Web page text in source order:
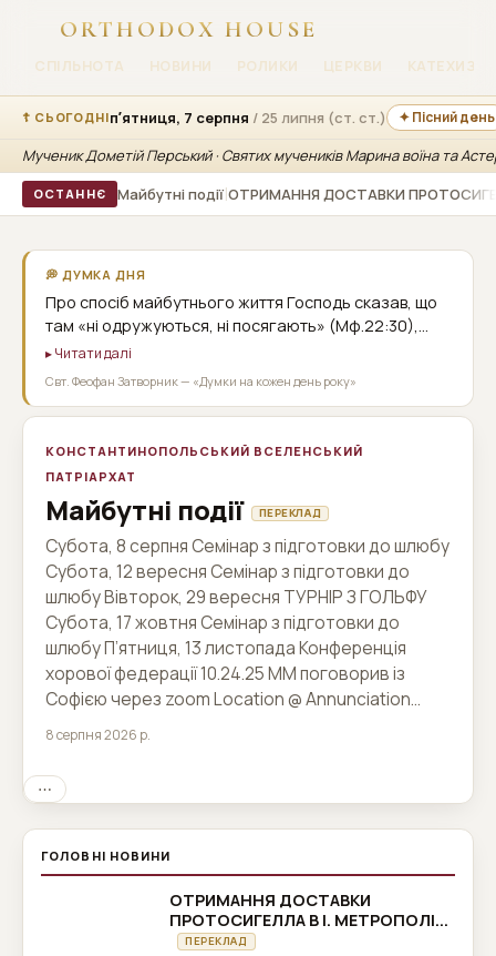
ORTHODOX HOUSE
СПІЛЬНОТА НОВИНИ РОЛИКИ ЦЕРКВИ
☦ СЬОГОДНІпʼятниця, 7 серпня / 25 липня (ст. ст.) ✦ Пісний день
Мученик Дометій Перський · Святих мучеників Марина воїна та
ОСТАННЄ Майбутні події|ОТРИМАННЯ ДОСТАВКИ
💭 ДУМКА ДНЯ
Про спосіб майбутнього життя Господь сказав, що
там «ні одружуються, ні посягають» (Мф.22:30),
тобто не будуть там місця наші земні життєві
відносини; отже, і всі порядки земного життя. Ні
наук, ні мистецтв, ні урядів, і нічого іншого не буде.
Що буде? «Буде Бог всіляка в усіх» (1Кор.15:28). А
оскільки Бог – дух, з'єднується з духом, і духовне
духовних рухів. Звідси випливає один висновок, що
оскільки майбутнє життя наша мета, а тутешня лише
приготування до неї, то весь час життя чекати на
одне тільки те, що доречно лише в цьому житті, а в
майбутньому неприкладно, значить йти проти свого
призначення і готувати собі в майбутньому гірку-
пригорку долю. Не те, щоб неодмінно потрібно було
все кинути, але що, працюючи скільки потрібно для
цього життя, головну турботу треба звертати на
приготування до майбутньої, намагаючись,
засіб до тієї ж мети. * * * Примітки «ні одружуються,
«Абетки Віри»
▸ Читати далі
Свт. Феофан Затворник — «Думки на кожен день року»
КОНСТАНТИНОПОЛЬСЬКИЙ ВСЕЛЕНСЬКИЙ
ПАТРІАРХАТ
Майбутні події ПЕРЕКЛАД
Субота, 8 серпня Семінар з підготовки до шлюбу
Субота, 12 вересня Семінар з підготовки до
шлюбу Вівторок, 29 вересня ТУРНІР З ГОЛЬФУ
Субота, 17 жовтня Семінар з підготовки до
шлюбу П’ятниця, 13 листопада Конференція
хорової федерації 10.24.25 MM поговорив із
Софією через zoom Location @ Annunciation…
8 серпня 2026 р.
⋯
ГОЛОВНІ НОВИНИ
ОТРИМАННЯ ДОСТАВКИ
ПРОТОСИГЕЛЛА В І. МЕТРОПОЛІ...
ПЕРЕКЛАД